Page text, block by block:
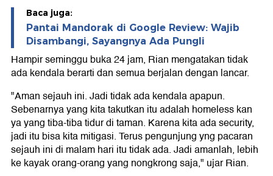
Baca juga:
Pantai Mandorak di Google Review: Wajib
Disambangi, Sayangnya Ada Pungli
Hampir seminggu buka 24 jam, Rian mengatakan tidak
ada kendala berarti dan semua berjalan dengan lancar.
"Aman sejauh ini. Jadi tidak ada kendala apapun.
Sebenarnya yang kita takutkan itu adalah homeless kan
ya yang tiba-tiba tidur di taman. Karena kita ada security,
jadi itu bisa kita mitigasi. Terus pengunjung yng pacaran
sejauh ini di malam hari itu tidak ada. Jadi amanlah, lebih
ke kayak orang-orang yang nongkrong saja," ujar Rian.